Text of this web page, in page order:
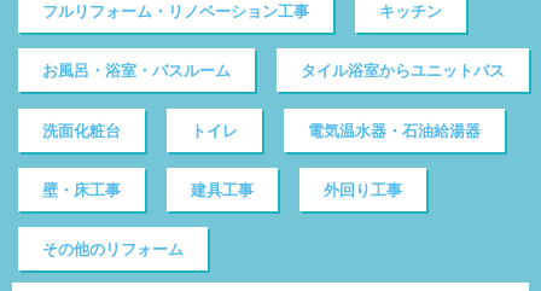
フルリフォーム・リノベーション工事 キッチン
お風呂・浴室・バスルーム タイル浴室からユニットバス
洗面化粧台 トイレ 電気温水器・石油給湯器
壁・床工事 建具工事 外回り工事
その他のリフォーム